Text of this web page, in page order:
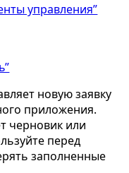
управления”
новую заявку
приложения.
черновик или
перед
заполненные